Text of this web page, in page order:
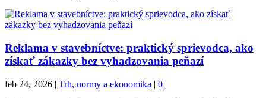
Reklama v stavebníctve: praktický sprievodca, ako
získať zákazky bez vyhadzovania peňazí
feb 24, 2026 | Trh, normy a ekonomika | 0 |